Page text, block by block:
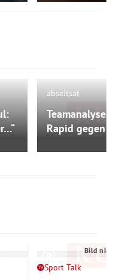
Bild
abseitsat
Teamanalyse:
Rapid gegen
Bild
Sport Talk